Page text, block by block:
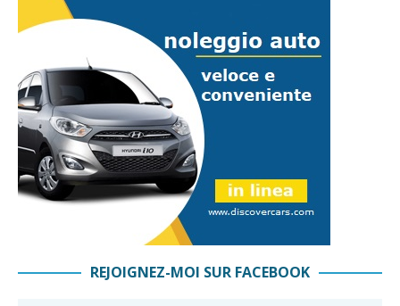
REJOIGNEZ-MOI SUR FACEBOOK